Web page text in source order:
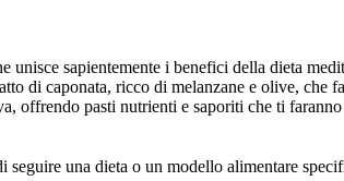
unisce sapientemente i benefici della dieta
di caponata, ricco di melanzane e olive, che
offrendo pasti nutrienti e saporiti che ti
una dieta o un modello alimentare